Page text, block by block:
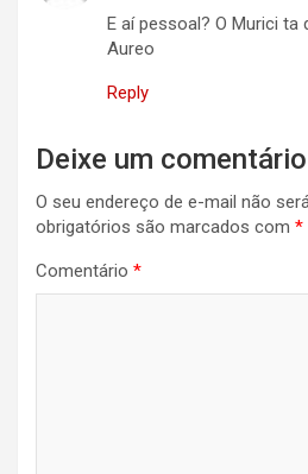
E aí pessoal? O Murici ta
Aureo
Reply
Deixe um comentário
O seu endereço de e-mail não
obrigatórios são marcados com *
Comentário *